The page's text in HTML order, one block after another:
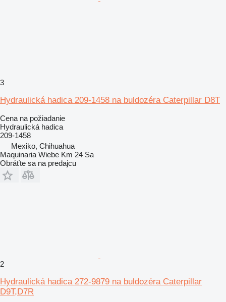
3
Hydraulická hadica 209-1458 na buldozéra Caterpillar D8T
Cena na požiadanie
Hydraulická hadica
209-1458
Mexiko, Chihuahua
Maquinaria Wiebe Km 24 Sa
Obráťte sa na predajcu
2
Hydraulická hadica 272-9879 na buldozéra Caterpillar
D9T,D7R